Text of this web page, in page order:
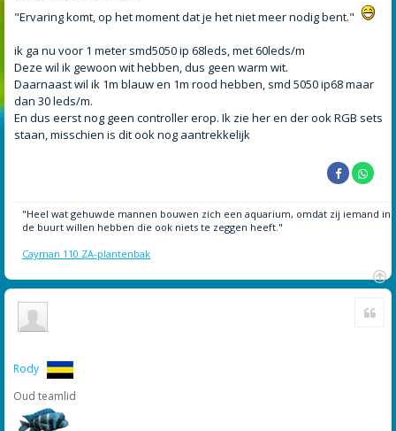
"Ervaring komt, op het moment dat je het niet meer nodig bent."
ik ga nu voor 1 meter smd5050 ip 68leds, met 60leds/m
Deze wil ik gewoon wit hebben, dus geen warm wit.
Daarnaast wil ik 1m blauw en 1m rood hebben, smd 5050 ip68 maar
dan 30 leds/m.
En dus eerst nog geen controller erop. Ik zie her en der ook RGB sets
staan, misschien is dit ook nog aantrekkelijk
"Heel wat gehuwde mannen bouwen zich een aquarium, omdat zij iemand in
de buurt willen hebben die ook niets te zeggen heeft."
Cayman 110 ZA-plantenbak
O
Rody
Oud teamlid